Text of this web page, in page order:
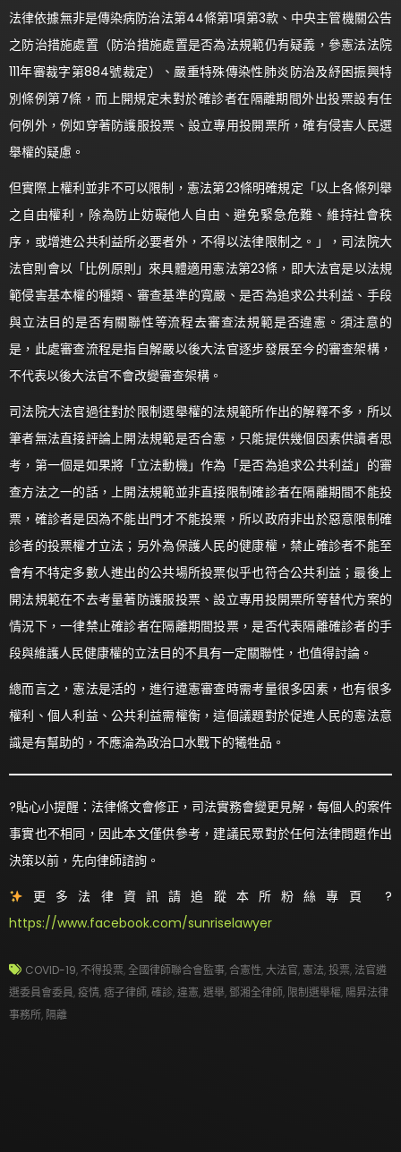
法律依據無非是傳染病防治法第44條第1項第3款、中央主管機關公告
之防治措施處置（防治措施處置是否為法規範仍有疑義，參憲法法院
111年審裁字第884號裁定）、嚴重特殊傳染性肺炎防治及紓困振興特
別條例第7條，而上開規定未對於確診者在隔離期間外出投票設有任
何例外，例如穿著防護服投票、設立專用投開票所，確有侵害人民選
舉權的疑慮。
但實際上權利並非不可以限制，憲法第23條明確規定「以上各條列舉
之自由權利，除為防止妨礙他人自由、避免緊急危難、維持社會秩
序，或增進公共利益所必要者外，不得以法律限制之。」，司法院大
法官則會以「比例原則」來具體適用憲法第23條，即大法官是以法規
範侵害基本權的種類、審查基準的寬嚴、是否為追求公共利益、手段
與立法目的是否有關聯性等流程去審查法規範是否違憲。須注意的
是，此處審查流程是指自解嚴以後大法官逐步發展至今的審查架構，
不代表以後大法官不會改變審查架構。
司法院大法官過往對於限制選舉權的法規範所作出的解釋不多，所以
筆者無法直接評論上開法規範是否合憲，只能提供幾個因素供讀者思
考，第一個是如果將「立法動機」作為「是否為追求公共利益」的審
查方法之一的話，上開法規範並非直接限制確診者在隔離期間不能投
票，確診者是因為不能出門才不能投票，所以政府非出於惡意限制確
診者的投票權才立法；另外為保護人民的健康權，禁止確診者不能至
會有不特定多數人進出的公共場所投票似乎也符合公共利益；最後上
開法規範在不去考量著防護服投票、設立專用投開票所等替代方案的
情況下，一律禁止確診者在隔離期間投票，是否代表隔離確診者的手
段與維護人民健康權的立法目的不具有一定關聯性，也值得討論。
總而言之，憲法是活的，進行違憲審查時需考量很多因素，也有很多
權利、個人利益、公共利益需權衡，這個議題對於促進人民的憲法意
識是有幫助的，不應淪為政治口水戰下的犧牲品。
?貼心小提醒：法律條文會修正，司法實務會變更見解，每個人的案件
事實也不相同，因此本文僅供參考，建議民眾對於任何法律問題作出
決策以前，先向律師諮詢。
更多法律資訊請追蹤本所粉絲專頁 ?
https://www.facebook.com/sunriselawyer
COVID-19, 不得投票,全國律師聯合會監事,合憲性, 大法官, 憲法,投票, 法官遴
選委員會委員,疫情,痞子律師,確診,違憲,選舉, 鄧湘全律師, 限制選舉權, 陽昇法律
事務所, 隔離